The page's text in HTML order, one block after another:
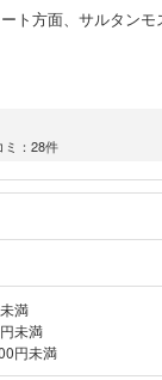
ト方面、サルタン
ミ：28件
満
未満
円未満